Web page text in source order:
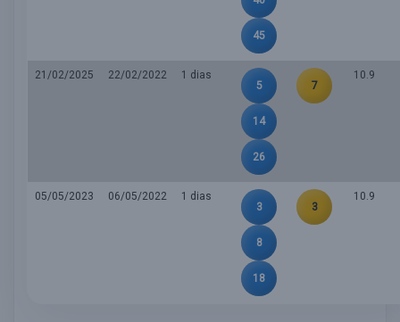
45
21/02/2025 22/02/2022
1 dias
5
14
26
7
10.9
05/05/2023 06/05/2022
1 dias
3
8
18
3
10.9